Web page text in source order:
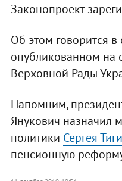
Законопроект
Об этом говорится
опубликованном на
Верховной Рады
Напомним,
Янукович назначил
политики Сергея
пенсионную